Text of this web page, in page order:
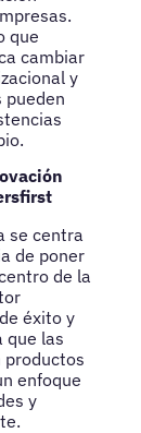
que
cambiar
y
pueden
se centra
de poner
de la
éxito y
que las
productos
enfoque
y